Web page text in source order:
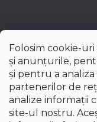
Folosim cookie-
și anunțurile,
și pentru a
partenerilor de
analize informații
site-ul nostru.